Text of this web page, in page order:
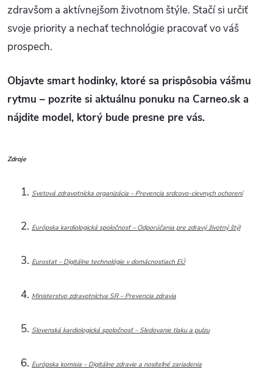
zdravšom a aktívnejšom životnom štýle. Stačí si určiť
svoje priority a nechať technológie pracovať vo váš
prospech.
Objavte smart hodinky, ktoré sa prispôsobia vášmu
rytmu – pozrite si aktuálnu ponuku na Carneo.sk a
nájdite model, ktorý bude presne pre vás.
Zdroje
Svetová zdravotnícka organizácia – Prevencia srdcovo-cievnych ochorení
Európska kardiologická spoločnosť – Odporúčania pre zdravý životný štýl
Eurostat – Digitálne technológie v domácnostiach EÚ
Ministerstvo zdravotníctva SR – Prevencia zdravia
Slovenská kardiologická spoločnosť – Sledovanie tlaku a pulzu
Európska komisia – Digitálne zdravie a nositeľné zariadenia